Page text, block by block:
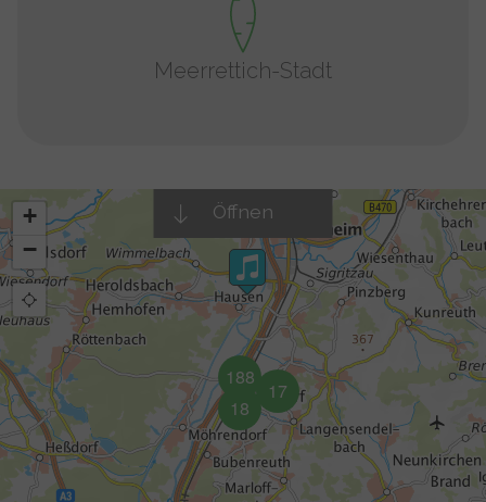
Meerrettich-Stadt
Öffnen